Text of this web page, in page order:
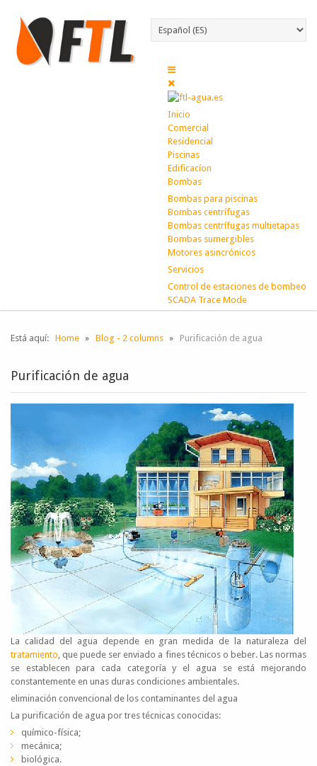
Inicio
Comercial
Residencial
Piscinas
Edificacíon
Bombas
Bombas para piscinas
Bombas centrífugas
Bombas centrífugas multietapas
Bombas sumergibles
Motores asincrónicos
Servicios
Control de estaciones de bombeo
SCADA Trace Mode
Está aquí: Home Blog - 2 columns Purificación de agua
Purificación de agua
La calidad del agua depende en gran medida de la naturaleza del
tratamiento, que puede ser enviado a fines técnicos o beber. Las normas
se establecen para cada categoría y el agua se está mejorando
constantemente en unas duras condiciones ambientales.
eliminación convencional de los contaminantes del agua
La purificación de agua por tres técnicas conocidas:
químico-física;
mecánica;
biológica.